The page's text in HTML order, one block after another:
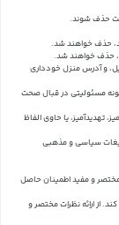
حذف شوند.
حذف خواهند شد.
حذف خواهند شد.
و آدرس منزل خودداری
مسئولیتی در قبال صحت
تهدیدآمیز، یا حاوی الفاظ
سیاسی و مذهبی
باشند تا از محتوای مختصر و مفید اطمینان حاصل
کند.از ارائه نظرات مختصر و